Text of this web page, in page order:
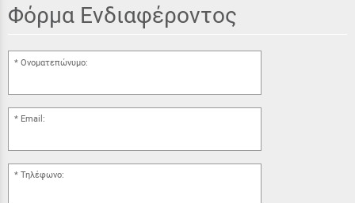
Φόρμα Ενδιαφέροντος
Ονοματεπώνυμο:
Email:
Τηλέφωνο: